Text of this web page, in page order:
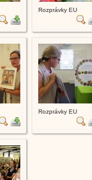
Rozprávky EU
Rozprávky EU